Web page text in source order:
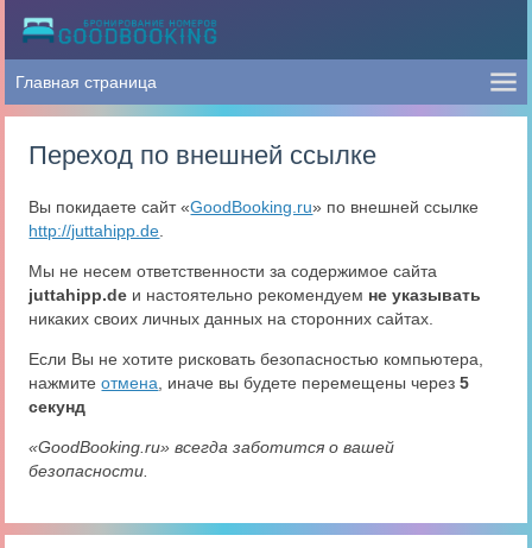
Переход по внешней ссылке
Вы покидаете сайт «GoodBooking.ru» по внешней ссылке
http://juttahipp.de
Мы не несем ответственности за содержимое сайта
juttahipp.de и настоятельно рекомендуем не указывать
никаких своих личных данных на сторонних сайтах.
Если Вы не хотите рисковать безопасностью компьютера,
нажмитеотмена , иначе вы будете перемещены через4
секунд
«GoodBooking.ru» всегда заботится о вашей
безопасности.